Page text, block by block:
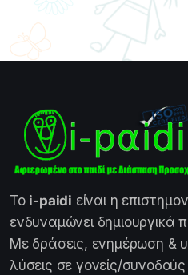
Το i-paidi είναι η
ενδυναμώνει δημιουργικά
Με δράσεις, ενημέρωση &
λύσεις σε γονείς/συνοδούς